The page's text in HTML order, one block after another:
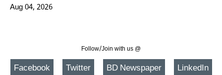
Aug 04, 2026
Follow/Join with us @
Facebook Twitter BD Newspaper LinkedIn